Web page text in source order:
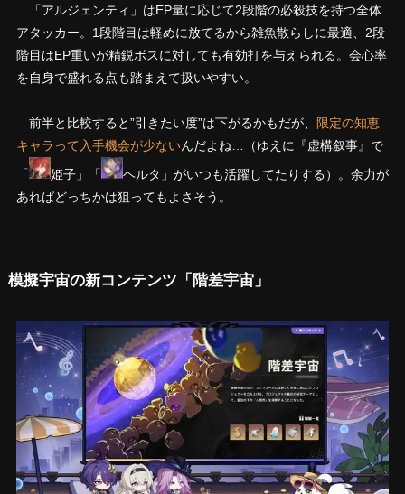
「アルジェンティ」はEP量に応じて2段階の必殺技を持つ全体
アタッカー。1段階目は軽めに放てるから雑魚散らしに最適、2段
階目はEP重いが精鋭ボスに対しても有効打を与えられる。会心率
を自身で盛れる点も踏まえて扱いやすい。
前半と比較すると”引きたい度”は下がるかもだが、
限定の知恵
キャラって入手機会が少ないんだよね…（ゆえに『虚構叙事』で
「
姫子」「
ヘルタ」がいつも活躍してたりする）。余力が
あればどっちかは狙ってもよさそう。
模擬宇宙の新コンテンツ「階差宇宙」